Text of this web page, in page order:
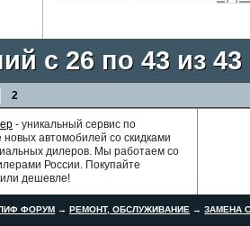
с 26 по 43 из 43
2
- уникальный сервис по
автомобилей со скидками
дилеров. Мы работаем со
России. Покупайте
дешевле!
ЛИФ ФОРУМ →РЕМОНТ, ОБСЛУЖИВАНИЕ →ЗАМЕНА